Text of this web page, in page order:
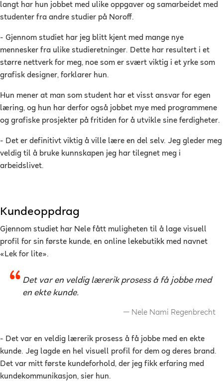
langt har hun jobbet med ulike oppgaver og samarbeidet med
studenter fra andre studier på Noroff.
- Gjennom studiet har jeg blitt kjent med mange nye
mennesker fra ulike studieretninger. Dette har resultert i et
større nettverk for meg, noe som er svært viktig i et yrke som
grafisk designer, forklarer hun.
Hun mener at man som student har et visst ansvar for egen
læring, og hun har derfor også jobbet mye med programmene
og grafiske prosjekter på fritiden for å utvikle sine ferdigheter.
- Det er definitivt viktig å ville lære en del selv. Jeg gleder meg
veldig til å bruke kunnskapen jeg har tilegnet meg i
arbeidslivet.
Kundeoppdrag
Gjennom studiet har Nele fått muligheten til å lage visuell
profil for sin første kunde, en online lekebutikk med navnet
«Lek for lite».
Det var en veldig lærerik prosess å få jobbe med
en ekte kunde.
Nele Nami Regenbrecht
- Det var en veldig lærerik prosess å få jobbe med en ekte
kunde. Jeg lagde en hel visuell profil for dem og deres brand.
Det var mitt første kundeforhold, der jeg fikk erfaring med
kundekommunikasjon, sier hun.